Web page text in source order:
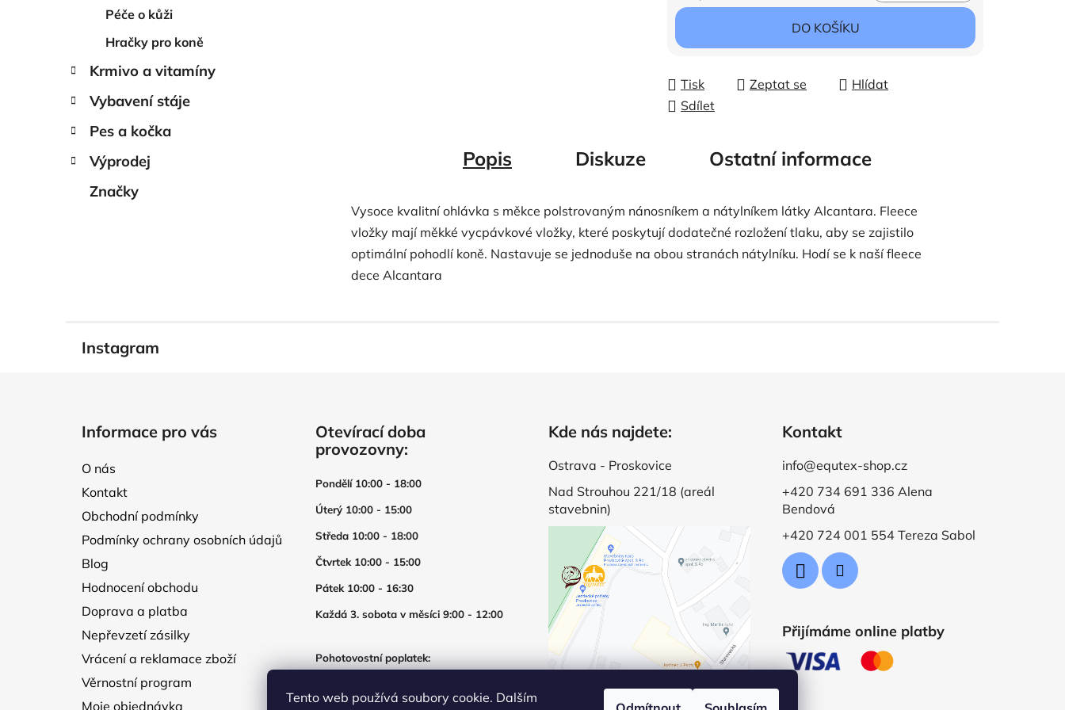
Tento web používá soubory cookie. Dalším
Péče o kůži
Hračky pro koně
Krmivo a vitamíny
Vybavení stáje
Pes a kočka
Výprodej
Značky
Měrná cena:
DO KOŠÍKU
Tisk Zeptat se
Hlídat
Sdílet
Popis Diskuze Ostatní informace
Vysoce kvalitní ohlávka s měkce polstrovaným nánosníkem a nátylníkem látky Alcantara. Fleece
vložky mají měkké vycpávkové vložky, které poskytují dodatečné rozložení tlaku, aby se zajistilo
optimální pohodlí koně. Nastavuje se jednoduše na obou stranách nátylníku. Hodí se k naší fleece
dece Alcantara
Instagram
Informace pro vás
O nás
Kontakt
Obchodní podmínky
Podmínky ochrany osobních údajů
Blog
Hodnocení obchodu
Doprava a platba
Nepřevzetí zásilky
Vrácení a reklamace zboží
Věrnostní program
Moje objednávka
Otevírací doba
provozovny:
Pondělí 10:00 - 18:00
Úterý 10:00 - 15:00
Středa 10:00 - 18:00
Čtvrtek 10:00 - 15:00
Pátek 10:00 - 16:30
Každá 3. sobota v měsíci 9:00 - 12:00
Pohotovostní poplatek:
250Kč
Kde nás najdete:
Ostrava - Proskovice
Nad Strouhou 221/18 (areál
stavebnin)
Kontakt
info@equtex-shop.cz
+420 734 691 336 Alena
Bendová
+420 724 001 554 Tereza Sabol
Přijímáme online platby